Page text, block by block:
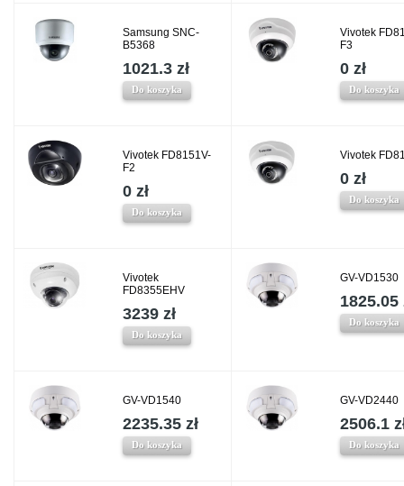
Samsung SNC-
B5368
1021.3 zł
Do koszyka
Vivotek
F3
0 zł
Do koszyka
Vivotek FD8151V-
F2
0 zł
Do koszyka
Vivotek
0 zł
Do koszyka
Vivotek
FD8355EHV
3239 zł
Do koszyka
GV-VD1530
1825.05
Do koszyka
GV-VD1540
2235.35 zł
Do koszyka
GV-VD2440
2506.1
Do koszyka